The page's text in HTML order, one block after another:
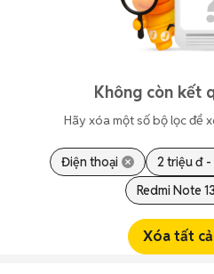
Không còn kết
Hãy xóa một số bộ lọc để
Điện thoại 2 triệu đ -
Redmi Note
Xóa tất